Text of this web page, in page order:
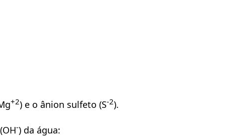
+2) e o ânion sulfeto (S-2).
-) da água: